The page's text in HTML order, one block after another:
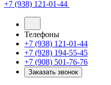
+7 (938) 121-01-44
Телефоны
+7 (938) 121-01-44
+7 (928) 194-55-45
+7 (908) 501-76-76
Заказать звонок